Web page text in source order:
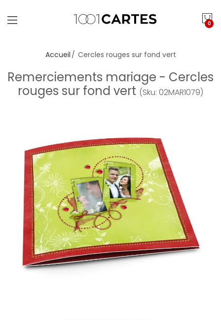
0
Accueil Cercles rouges sur fond vert
Remerciements mariage - Cercles
rouges sur fond vert (Sku: 02MAR1079)